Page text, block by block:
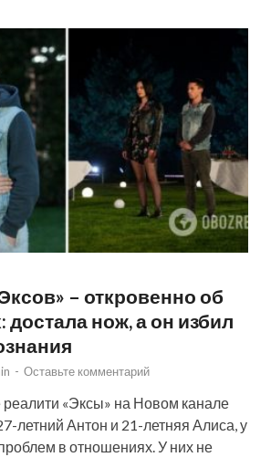
– откровенно об
нож, а он избил
- Оставьте комментарий
реалити «Эксы» на Новом канале
летний Антон и 21-летняя Алиса, у
в отношениях. У них не